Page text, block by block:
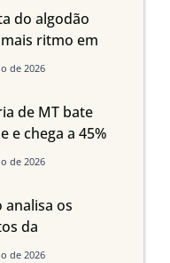
em Tocantins,
e Piauí
do algodão
ritmo em
Mato
de 2026
de MT bate
e chega a 45%
abatidos
de 2026
analisa os
da
logística
de 2026